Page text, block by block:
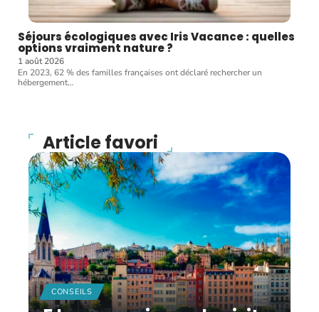
Séjours écologiques avec Iris Vacance : quelles
options vraiment nature ?
1 août 2026
En 2023, 62 % des familles françaises ont déclaré rechercher un
hébergement…
Article favori
CONSEILS